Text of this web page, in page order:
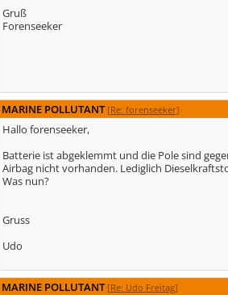
Gruß
Forenseeker
POLLUTANT [Re: forenseeker]
Hallo forenseeker,
Batterie ist abgeklemmt und die Pole sind
Airbag nicht vorhanden. Lediglich
Was nun?
Gruss
Udo
POLLUTANT [Re: Udo Freitag]